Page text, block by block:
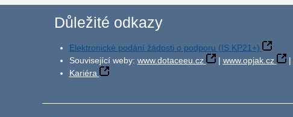
Důležité odkazy
Elektronické podání žádosti o podporu (IS KP21+)
Související weby: www.dotaceeu.cz | www.opjak.cz |
Kariéra